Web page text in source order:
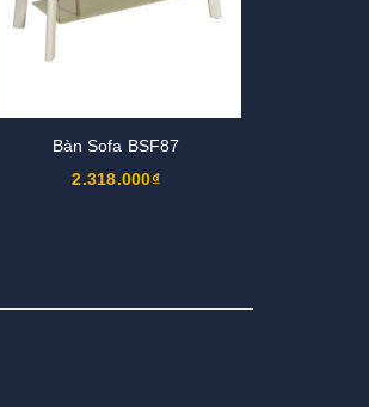
Bàn Sofa BSF87
2.318.000₫